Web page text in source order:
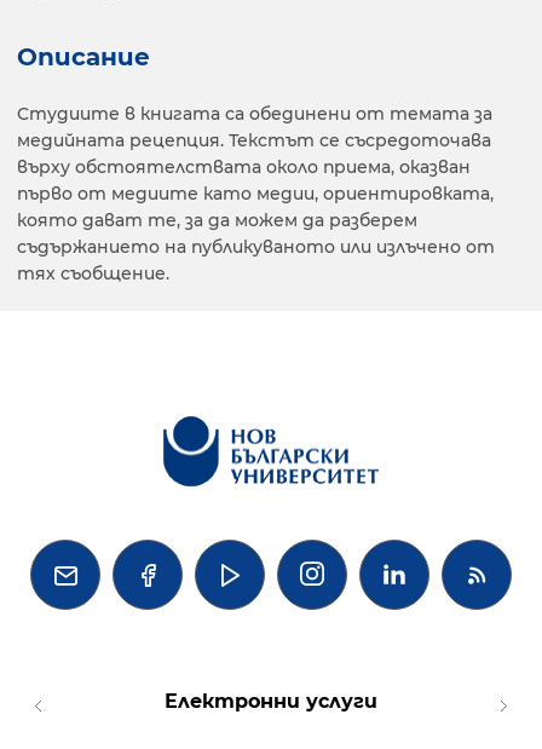
Описание
Студиите в книгата са обединени от темата за
медийната рецепция. Текстът се съсредоточава
върху обстоятелствата около приема, оказван
първо от медиите като медии, ориентировката,
която дават те, за да можем да разберем
съдържанието на публикуваното или излъчено от
тях съобщение.
   
Електронни услуги